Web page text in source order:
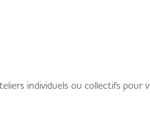
individuels ou collectifs pour